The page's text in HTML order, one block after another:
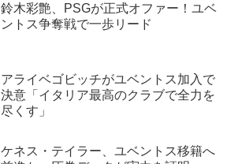
鈴木彩艶、PSGが正式オファー！ユベ
ントス争奪戦で一歩リード
アライベゴビッチがユベントス加入で
決意「イタリア最高のクラブで全力を
尽くす」
ケネス・テイラー、ユベントス移籍へ